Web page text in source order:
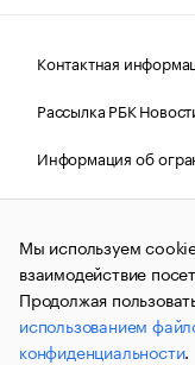
Контактная
Рассылка РБК
Информация об
Правовая
© АО
и материалы
(зарегистрировано
связи,
коммуникаций
№ФС77-63848)
Мы используем
взаимодействие
Продолжая
использованием
конфиденциальности.